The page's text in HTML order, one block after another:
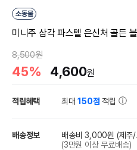
소동물
미니주 삼각 파스텔 은신처 골든
8,500원
45% 4,600원
적립혜택 최대150점 적립
배송정보 배송비 3,000원 (제주
(3만원 이상 무료배송)